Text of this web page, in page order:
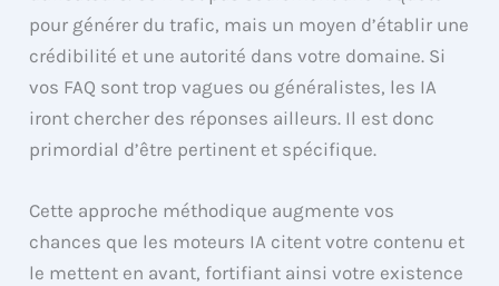
pour générer du trafic, mais un moyen d’établir une
crédibilité et une autorité dans votre domaine. Si
vos FAQ sont trop vagues ou généralistes, les IA
iront chercher des réponses ailleurs. Il est donc
primordial d’être pertinent et spécifique.
Cette approche méthodique augmente vos
chances que les moteurs IA citent votre contenu et
le mettent en avant, fortifiant ainsi votre existence